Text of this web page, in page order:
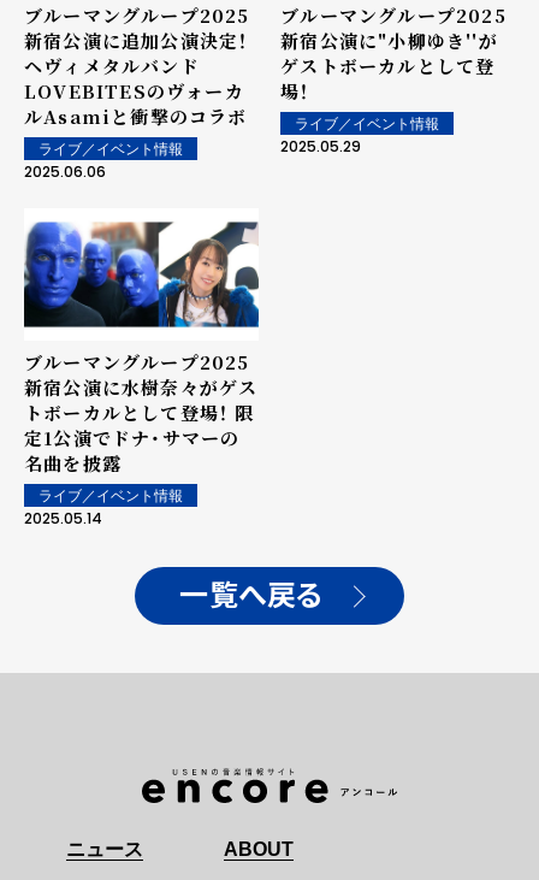
ブルーマングループ2025
新宿公演に追加公演決定！
ヘヴィメタルバンド
LOVEBITESのヴォーカ
ルAsamiと衝撃のコラボ
ライブ／イベント情報
2025.06.06
ブルーマングループ2025
新宿公演に"小柳ゆき''が
ゲストボーカルとして登
場！
ライブ／イベント情報
2025.05.29
ブルーマングループ2025
新宿公演に水樹奈々がゲス
トボーカルとして登場！ 限
定1公演でドナ・サマーの
名曲を披露
ライブ／イベント情報
2025.05.14
一覧へ戻る
ニュース ABOUT